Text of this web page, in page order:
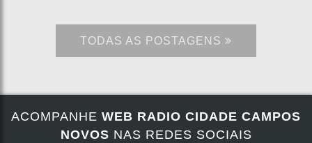
TODAS AS POSTAGENS
ACOMPANHE WEB RADIO CIDADE CAMPOS
NOVOS NAS REDES SOCIAIS